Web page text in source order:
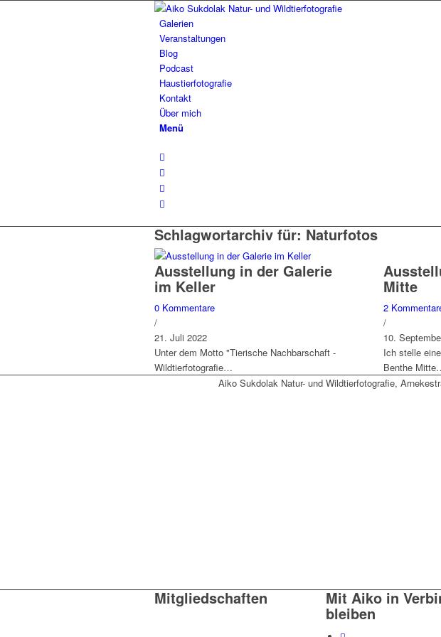
Galerien
Veranstaltungen
Blog
Podcast
Haustierfotografie
Kontakt
Über mich
Menü
Schlagwortarchiv für: Naturfotos
Ausstellung in der Galerie
im Keller
0 Kommentare
/
21. Juli 2022
Unter dem Motto "Tierische Nachbarschaft -
Wildtierfotografie…
Mitte
2
/
10.
Ich stelle
Benthe
Aiko Sukdolak Natur- und Wildtierfotografie,
Mitgliedschaften Mit Aiko in
bleiben